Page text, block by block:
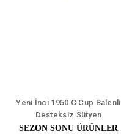
Yeni İnci 1950 C Cup Balenli
Desteksiz Sütyen
SEZON SONU ÜRÜNLER